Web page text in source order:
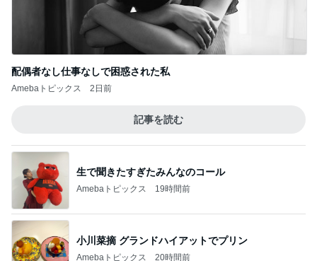
配偶者なし仕事なしで困惑された私
2日前
記事を読む
Amebaトピックス 19時間前
小川菜摘 グランドハイアットでプリン
Amebaトピックス 20時間前
金銭感覚おかしくなった夫の発言
Amebaトピックス 1日前